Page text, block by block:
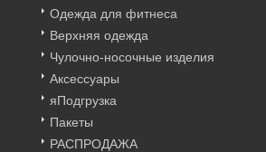
Одежда для фитнеса
Верхняя одежда
Чулочно-носочные изделия
Аксессуары
яПодгрузка
Пакеты
РАСПРОДАЖА